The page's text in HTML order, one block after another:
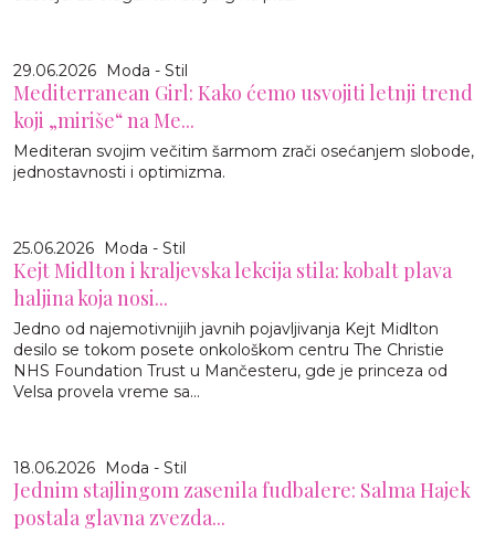
29.06.2026 Moda - Stil
Mediterranean Girl: Kako ćemo usvojiti letnji trend
koji „miriše“ na Me...
Mediteran svojim večitim šarmom zrači osećanjem slobode,
jednostavnosti i optimizma.
25.06.2026 Moda - Stil
Kejt Midlton i kraljevska lekcija stila: kobalt plava
haljina koja nosi...
Jedno od najemotivnijih javnih pojavljivanja Kejt Midlton
desilo se tokom posete onkološkom centru The Christie
NHS Foundation Trust u Mančesteru, gde je princeza od
Velsa provela vreme sa...
18.06.2026 Moda - Stil
Jednim stajlingom zasenila fudbalere: Salma Hajek
postala glavna zvezda...